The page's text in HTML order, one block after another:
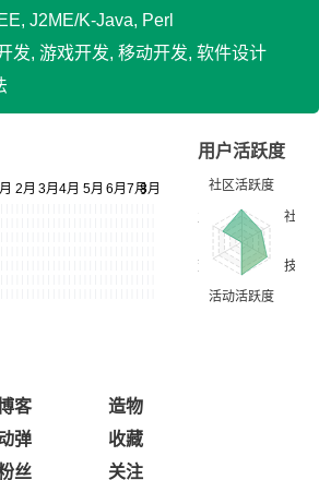
J2ME/K-Java, Perl
发, 游戏开发, 移动开发, 软件设计
用户活跃度
客
造物
弹
收藏
丝 关注